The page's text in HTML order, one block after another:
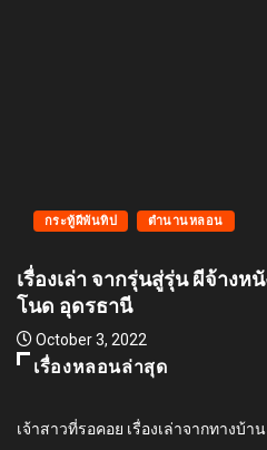
เรื่องหลอนล่าสุด
เจ้าสาวที่รอคอย เรื่องเล่าจากทางบ้าน